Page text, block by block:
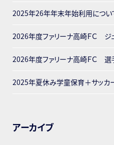
2025年26年年末年始利用につい
2026年度ファリーナ高崎ＦＣ ジ
2026年度ファリーナ高崎ＦＣ 選
2025年夏休み学童保育＋サッカ
アーカイブ